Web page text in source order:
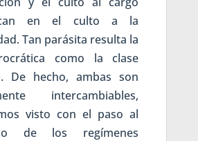
en el culto a la
Tan parásita resulta la
como la clase
De hecho, ambas son
intercambiables,
visto con el paso al
de los regímenes